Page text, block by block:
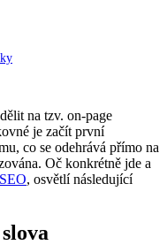
na tzv. on-page
je začít první
co se odehrává přímo na
Oč konkrétně jde a
SEO, osvětlí následující